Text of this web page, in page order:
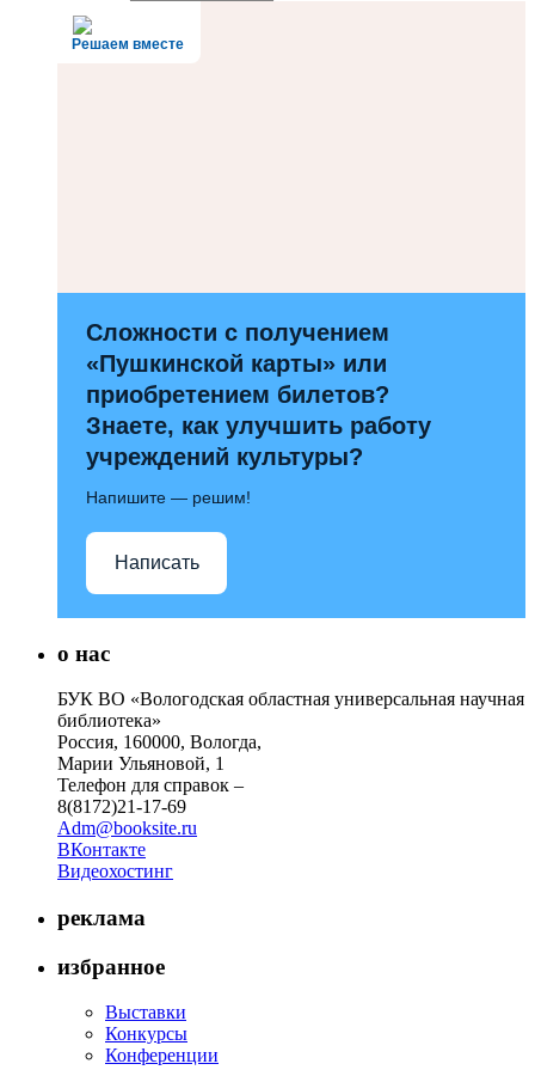
Решаем вместе
Сложности с получением
«Пушкинской карты» или
приобретением билетов?
Знаете, как улучшить работу
учреждений культуры?
Напишите — решим!
Написать
о нас
БУК ВО «Вологодская областная универсальная научная
библиотека»
Россия, 160000, Вологда,
Марии Ульяновой, 1
Телефон для справок –
8(8172)21-17-69
Adm@booksite.ru
ВКонтакте
Видеохостинг
реклама
избранное
Выставки
Конкурсы
Конференции